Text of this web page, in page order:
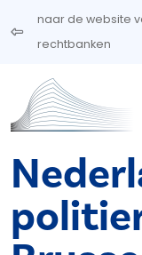
Overslaan en naar
naar de website
rechtbanken